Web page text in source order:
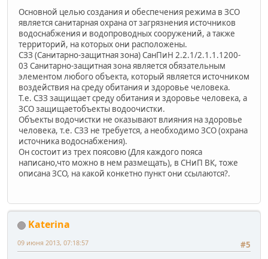
Основной целью создания и обеспечения режима в ЗСО
является санитарная охрана от загрязнения источников
водоснабжения и водопроводных сооружений, а также
территорий, на которых они расположены.
СЗЗ (Санитарно-защитная зона) СанПиН 2.2.1/2.1.1.1200-
03 Санитарно-защитная зона является обязательным
элементом любого объекта, который является источником
воздействия на среду обитания и здоровье человека.
Т.е. СЗЗ защищает среду обитания и здоровье человека, а
ЗСО защищаетобъекты водоочистки.
Объекты водочистки не оказывают влияния на здоровье
человека, т.е. СЗЗ не требуется, а необходимо ЗСО (охрана
источника водоснабжения).
Он состоит из трех поясовю (Для каждого пояса
написано,что можно в нем размещать), в СНиП ВК, тоже
описана ЗСО, на какой конкетно пункт они ссылаются?.
Katerina
#5
09 июня 2013, 07:18:57